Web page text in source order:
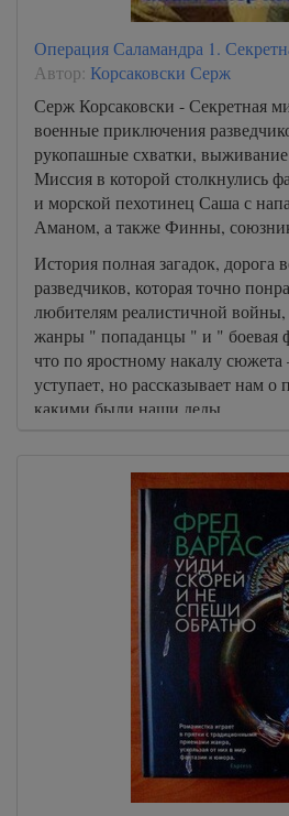
Операция Саламандра 1.
Автор: Корсаковски Серж
Серж Корсаковски - Секретная
военные приключения
рукопашные схватки,
Миссия в которой столкнулись
и морской пехотинец Саша с
Аманом, а также Финны,
История полная загадок, дорога
разведчиков, которая точно
любителям реалистичной
жанры " попаданцы " и " боевая
что по яростному накалу
уступает, но рассказывает нам о
какими были наши деды.